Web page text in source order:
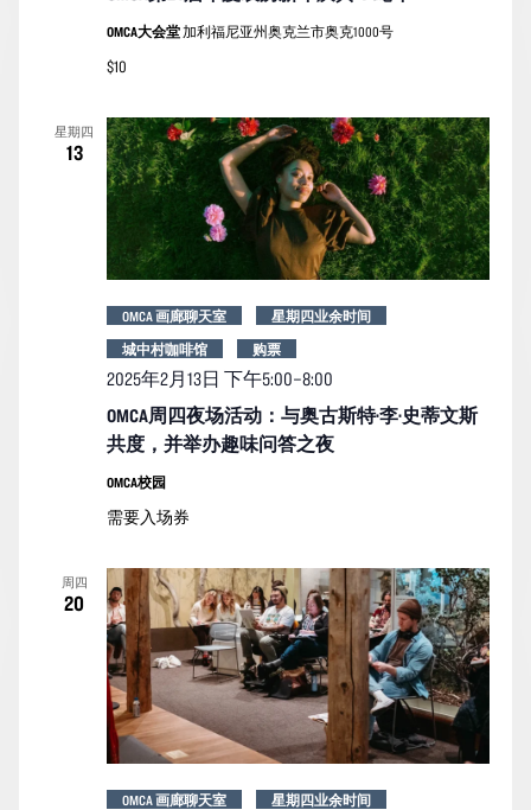
OMCA大会堂加利福尼亚州奥克兰市奥克1000号
$10
星期四
13
OMCA周四夜场活动：与奥古斯特·李·史蒂文斯
共度，并举办趣味问答之夜
2025年2月13日 下午5:00–8:00
OMCA 画廊聊天室
星期四业余时间
城中村咖啡馆
购票
OMCA校园
需要入场券
周四
20
OMCA 画廊聊天室
星期四业余时间